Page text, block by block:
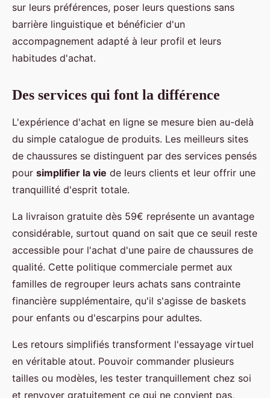
sur leurs préférences, poser leurs questions sans
barrière linguistique et bénéficier d'un
accompagnement adapté à leur profil et leurs
habitudes d'achat.
Des services qui font la différence
L'expérience d'achat en ligne se mesure bien au-delà
du simple catalogue de produits. Les meilleurs sites
de chaussures se distinguent par des services pensés
pour simplifier la vie de leurs clients et leur offrir une
tranquillité d'esprit totale.
La livraison gratuite dès 59€ représente un avantage
considérable, surtout quand on sait que ce seuil reste
accessible pour l'achat d'une paire de chaussures de
qualité. Cette politique commerciale permet aux
familles de regrouper leurs achats sans contrainte
financière supplémentaire, qu'il s'agisse de baskets
pour enfants ou d'escarpins pour adultes.
Les retours simplifiés transforment l'essayage virtuel
en véritable atout. Pouvoir commander plusieurs
tailles ou modèles, les tester tranquillement chez soi
et renvoyer gratuitement ce qui ne convient pas,